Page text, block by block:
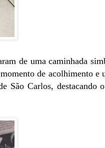
de uma caminhada
de acolhimento e
São Carlos, destacando